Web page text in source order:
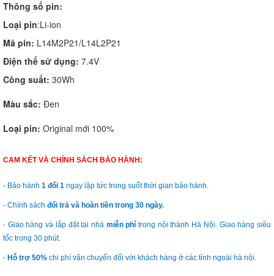
Thông số pin:
Loại pin:Li-ion
Mã pin: L14M2P21/L14L2P21
Điện thế sử dụng: 7.4V
Công suất: 30Wh
Màu sắc: Đen
Loại pin: Original mới 100%
CAM KẾT VÀ CHÍNH SÁCH BẢO HÀNH:
- Bảo hành 1 đổi 1 ngay lập tức trong suốt thời gian bảo hành.
- Chính sách đổi trả và hoàn tiền trong 30 ngày.
- Giao hàng và lắp đặt tại nhà miễn phí trong nội thành Hà Nội. Giao hàng siêu
tốc trong 30 phút.
- Hỗ trợ 50% chi phí vận chuyển đối với khách hàng ở các tỉnh ngoài hà nội.